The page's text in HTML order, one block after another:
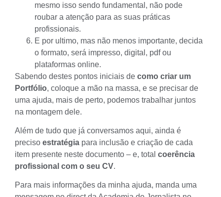
mesmo isso sendo fundamental, não pode
roubar a atenção para as suas práticas
profissionais.
E por ultimo, mas não menos importante, decida
o formato, será impresso, digital, pdf ou
plataformas online.
Sabendo destes pontos iniciais de como criar um
Portfólio, coloque a mão na massa, e se precisar de
uma ajuda, mais de perto, podemos trabalhar juntos
na montagem dele.
Além de tudo que já conversamos aqui, ainda é
preciso estratégia para inclusão e criação de cada
item presente neste documento – e, total coerência
profissional com o seu CV.
Para mais informações da minha ajuda, manda uma